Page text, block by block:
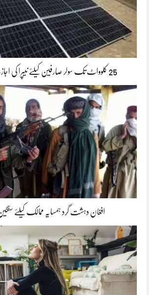
25 کلوواٹ تک سولر صارفین کیلئے نیپرا کی اجازت کی شرط ختم
افغان دہشت گرد ہمسایہ ممالک کیلئے سنگین